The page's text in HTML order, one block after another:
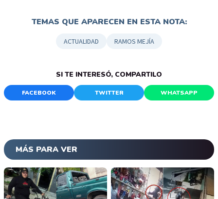
TEMAS QUE APARECEN EN ESTA NOTA:
ACTUALIDAD RAMOS MEJÍA
SI TE INTERESÓ, COMPARTILO
FACEBOOK TWITTER WHATSAPP
MÁS PARA VER